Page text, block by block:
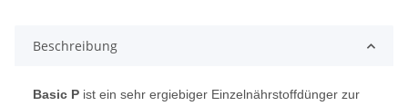
Beschreibung
Basic P ist ein sehr ergiebiger Einzelnährstoffdünger zur